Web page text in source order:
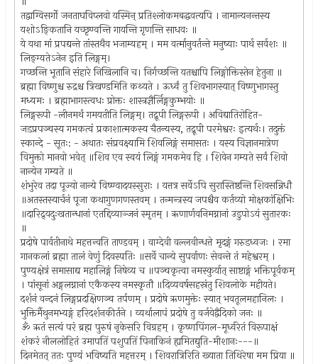
तद्वाग्विसर्गो जनताघविप्लवो यस्मिन् प्रतिश्लोकमबद्धवत्यपि । नामान्यनन्तस्य
यशोऽङ्कितानि यच्छृण्वन्ति गायन्ति गृणन्ति साधवः ॥
ये यथा मां प्रपद्यन्ते तांस्तथैव भजाम्यहम् । मम वर्त्मानुवर्तन्ते मनुष्याः पार्थ सर्वशः ॥
लिङ्ग्यतेऽनेन इति लिङ्गम्।
गच्छन्ति भूतानि संहारे निखिलानि च। निर्गच्छन्ति यतश्चापि लिङ्गोक्तिस्तेन हेतुना ॥
ब्रह्मा विष्णुश्च रुद्रश्च त्रिखण्डमिति कथ्यते । ऊर्ध्वं तु शिवभागस्यात् विष्णुभागस्तु
मध्यमः । ब्रह्माभागस्त्वधः प्रोक्तः शास्त्रज्ञैर्लिङ्गकुम्भयोः ॥
लिङ्गरूपी -लीनमर्थं गमयतीति लिङ्गम्। तद्रूपी लिङ्गरूपी । अविद्यातिरोहित-
जडप्रपञ्चस्य गमकत्वं प्रकाशात्मकस्य चैतन्यस्य, तद्रूपी परमेश्वरः इत्यर्थः। तदुक्तं
स्कान्दे - सूतः: - अथातः संप्रवक्ष्यामि शिवलिङ्गं समासतः । यस्य विज्ञानमात्रेण
विमुक्तो मानवो भवेत् ॥शिव एव स्वयं लिङ्गं गमकमेव हि । शिवेन गम्यते सर्वं शिवो
नान्येन गम्यते ॥
शंभुरेव तदा पूज्यो नान्ये विष्ण्वादयस्सुराः । यत्तत्र सर्वेऽपि सुरास्तिष्ठन्ति शिवसन्निधौ
॥अतस्तस्यार्चनं पूजा कथागुणगणस्तवम् । तन्मन्त्रस्य जपश्चैव कर्तव्यो मोक्षकांक्षिभिः
॥दारिद्र्यदुःखतान्धानां एतद्दिव्याञ्जनं स्मृतम् । ऋणार्णवनिमग्नानां उडुपोऽयं सुतारकः
॥
प्रदोषे पार्वतीनाथे महत्तन्वति ताण्डवम् । वाग्देवी वल्लवीन्धत्ते मृदङ्गं गरुडध्वजः । रमा
गानकलां ब्रह्मा तालं वेणुं दिवस्पतिः ॥सर्वे चान्ये सुपर्वाणः सेवन्ते तं महेश्वरम् ।
पुण्यक्षेत्रं समासाद्य महालिङ्गं निषेव्य च ॥पञ्चकृत्वा नमस्कुर्यात् साष्टाङ्गं भक्तिपूर्वकम्
। पांसूनां अङ्गलग्नानां एकैकस्य नमस्कृतौ ॥दिव्यवर्षसहस्रंतु शिवलोके महीयते।
दर्शनं वन्दनं लिङ्गप्रदक्षिणञ्च तर्पणम् । प्रदोषे ऋणमुक्तेः स्यात् भवतूलमहानिलः ।
भुक्तिर्मैथुनमभ्यङ्गं हरिदर्शनकीर्तने । व्यर्थालापं प्रदोषे तु वर्जयेद्वैदिको जनः ॥
ॐ ऋतं सत्यं परं ब्रह्म पुरुषं नृकेसरि विग्रहम् । कृष्णपिंगल-मूर्ध्वरेतं विरूपाक्षं
शंकरं नीललोहितं उमापतिं पशुपतिं पिनाकिनं ह्यमितद्युति-मीशानः---॥
दिनमेतत् ततः पुण्यं भविष्यति महत्तरम् । शिवरात्रिरिति ख्याता तिथिरेषा मम प्रिया ॥